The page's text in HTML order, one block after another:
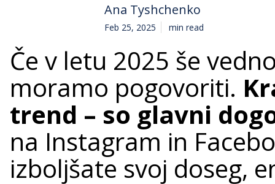
Ana Tyshchenko
Feb 25, 2025 min read
Če v letu 2025 še
moramo pogovoriti.
trend – so glavni
na Instagram in
izboljšate svoj doseg,